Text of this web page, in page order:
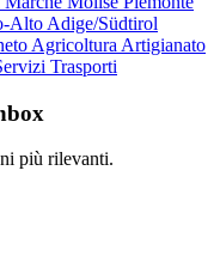
Alto Adige/Südtirol
Agricoltura Artigianato
Trasporti
più rilevanti.